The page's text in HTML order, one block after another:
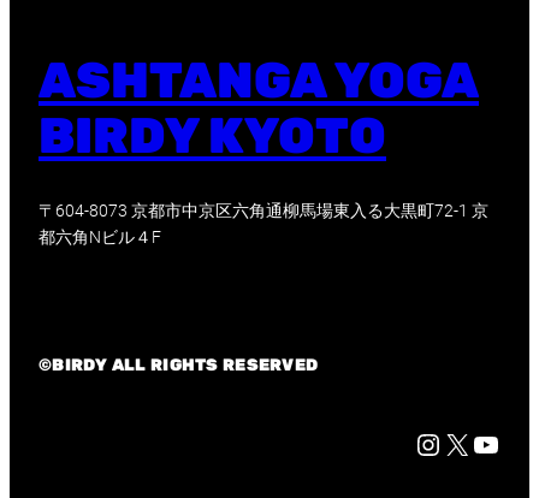
ASHTANGA YOGA
BIRDY KYOTO
〒604-8073 京都市中京区六角通柳馬場東入る大黒町72-1 京
都六角Nビル４F
©BIRDY ALL RIGHTS RESERVED
Instagram X 京都市中心部に位置する Birdy yoga studio